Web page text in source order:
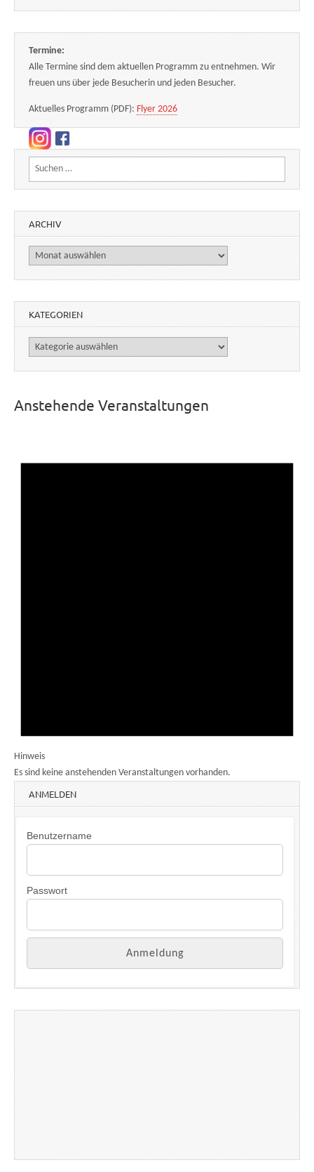
Termine:
Alle Termine sind dem aktuellen Programm zu entnehmen. Wir
freuen uns über jede Besucherin und jeden Besucher.
Aktuelles Programm (PDF): Flyer 2026
Suchen nach:
ARCHIV
Archiv
KATEGORIEN
Kategorien
Anstehende Veranstaltungen
Hinweis
Es sind keine anstehenden Veranstaltungen vorhanden.
ANMELDEN
Benutzername
Passwort